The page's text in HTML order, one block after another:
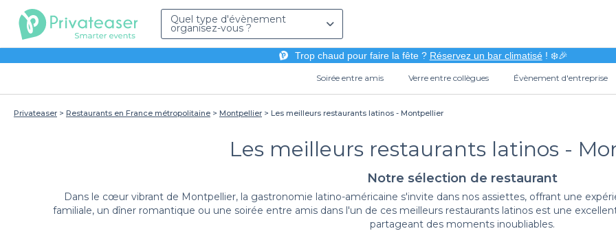
Quel type d'évènement
organisez-vous ?
Trop chaud pour faire la fête ? Réservez un bar climatisé! ❄️🎉
Soirée entre amis Verre entre collègues Évènement d'entreprise
Privateaser Restaurants en France métropolitaine Montpellier Les meilleurs restaurants latinos - Montpellier
Les meilleurs restaurants latinos -
Notre sélection de restaurant
Dans le cœur vibrant de Montpellier, la gastronomie latino-américaine s'invite dans nos assiettes, offrant une
familiale, un dîner romantique ou une soirée entre amis dans l'un de ces meilleurs restaurants latinos est une
partageant des moments inoubliables.